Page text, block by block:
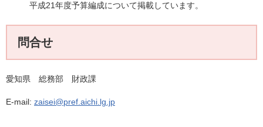
平成21年度予算編成について掲載しています。
問合せ
愛知県 総務部 財政課
E-mail: zaisei@pref.aichi.lg.jp